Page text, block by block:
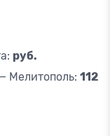
руб.
Мелитополь: 112